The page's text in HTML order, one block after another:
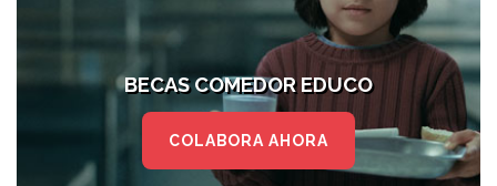
BECAS COMEDOR EDUCO
COLABORA AHORA